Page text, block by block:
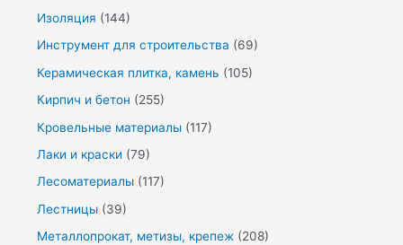
Изоляция (144)
Инструмент для строительства (69)
Керамическая плитка, камень (105)
Кирпич и бетон (255)
Кровельные материалы (117)
Лаки и краски (79)
Лесоматериалы (117)
Лестницы (39)
Металлопрокат, метизы, крепеж (208)